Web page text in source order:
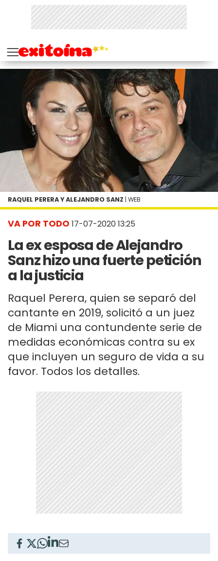
VA POR TODO 17-07-2020 13:25
La ex esposa de Alejandro
Sanz hizo una fuerte petición
a la justicia
Raquel Perera, quien se separó del
cantante en 2019, solicitó a un juez
de Miami una contundente serie de
medidas económicas contra su ex
que incluyen un seguro de vida a su
favor. Todos los detalles.
RAQUEL PERERA Y ALEJANDRO SANZ | WEB